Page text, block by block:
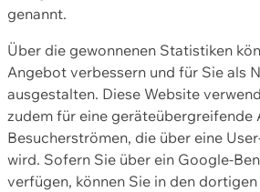
genannt.
Über die gewonnenen Statistiken
Angebot verbessern und für Sie als
ausgestalten. Diese Website
zudem für eine geräteübergreifende
Besucherströmen, die über eine
wird. Sofern Sie über ein Google-
verfügen, können Sie in den